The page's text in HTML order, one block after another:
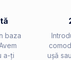
baza
a-ți
ușă